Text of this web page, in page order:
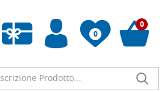
0
Wishlist vuota
0